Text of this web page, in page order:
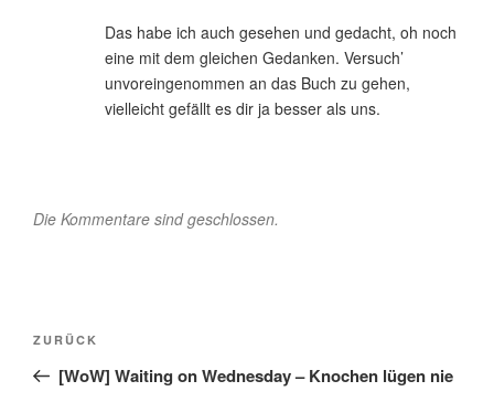
Das habe ich auch gesehen und gedacht, oh noch
eine mit dem gleichen Gedanken. Versuch’
unvoreingenommen an das Buch zu gehen,
vielleicht gefällt es dir ja besser als uns.
Die Kommentare sind geschlossen.
Beitragsnavigation
Vorheriger
Beitrag
ZURÜCK
[WoW] Waiting on Wednesday – Knochen lügen nie